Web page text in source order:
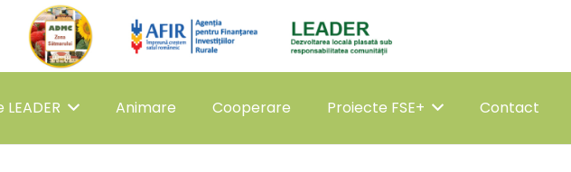
Animare Cooperare Proiecte FSE+ Contact